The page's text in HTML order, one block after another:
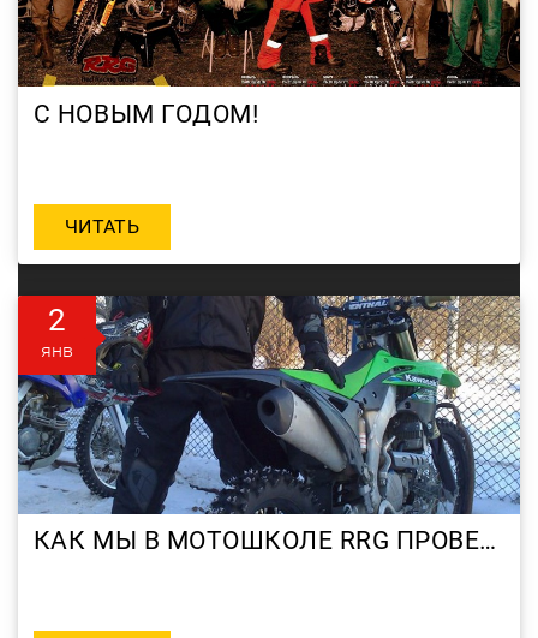
С НОВЫМ ГОДОМ!
ЧИТАТЬ
2
янв
КАК МЫ В МОТОШКОЛЕ RRG ПРОВЕЛИ ДЕКАБРЬ.